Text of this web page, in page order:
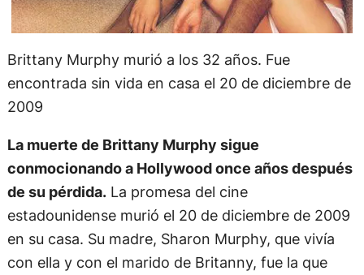
Brittany Murphy murió a los 32 años. Fue
encontrada sin vida en casa el 20 de diciembre de
2009
La muerte de Brittany Murphy sigue
conmocionando a Hollywood once años después
de su pérdida.La promesa del cine
estadounidense murió el 20 de diciembre de 2009
en su casa. Su madre, Sharon Murphy, que vivía
con ella y con el marido de Britanny, fue la que